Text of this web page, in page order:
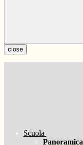
close
Scuola
Panoramica